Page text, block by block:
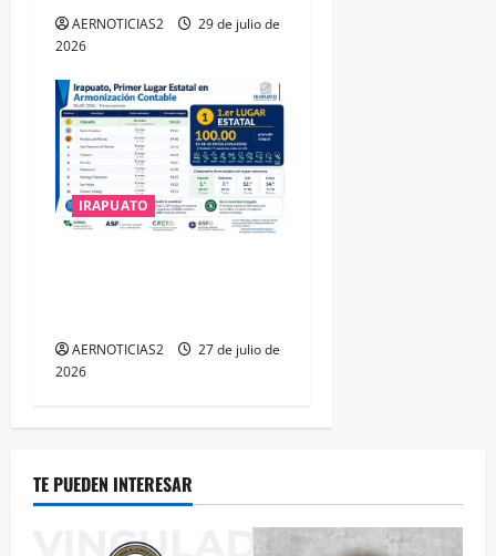
AERNOTICIAS2
29 de julio de
2026
IRAPUATO
AERNOTICIAS2
27 de julio de
2026
TE PUEDEN INTERESAR